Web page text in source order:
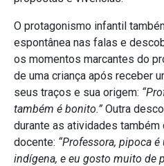
O protagonismo infantil
espontânea nas falas e
os momentos marcantes do
de uma criança após receber
seus traços e sua origem:
também é bonito.” Outra
durante as atividades também
docente: “Professora, pipoca
indígena, e eu gosto muito de